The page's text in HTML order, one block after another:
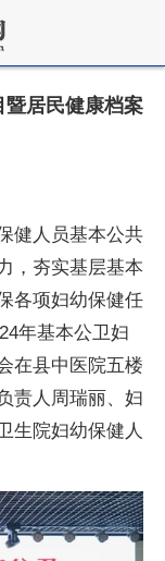
居民健康档案
健人员基本公共
，夯实基层基本
各项妇幼保健任
年基本公卫妇
在县中医院五楼
责人周瑞丽、妇
生院妇幼保健人